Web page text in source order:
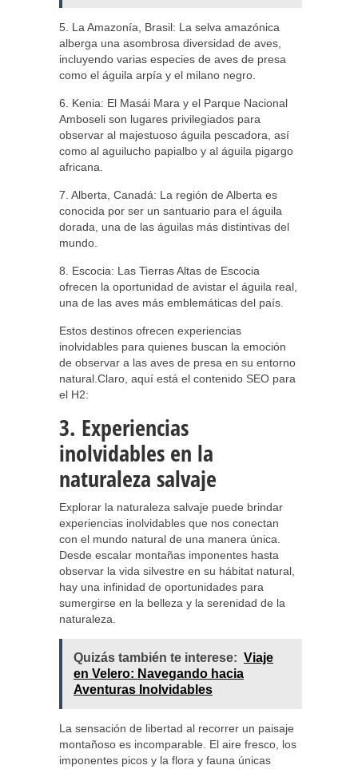
5. La Amazonía, Brasil: La selva amazónica
alberga una asombrosa diversidad de aves,
incluyendo varias especies de aves de presa
como el águila arpía y el milano negro.
6. Kenia: El Masái Mara y el Parque Nacional
Amboseli son lugares privilegiados para
observar al majestuoso águila pescadora, así
como al aguilucho papialbo y al águila pigargo
africana.
7. Alberta, Canadá: La región de Alberta es
conocida por ser un santuario para el águila
dorada, una de las águilas más distintivas del
mundo.
8. Escocia: Las Tierras Altas de Escocia
ofrecen la oportunidad de avistar el águila real,
una de las aves más emblemáticas del país.
Estos destinos ofrecen experiencias
inolvidables para quienes buscan la emoción
de observar a las aves de presa en su entorno
natural.Claro, aquí está el contenido SEO para
el H2:
3. Experiencias
inolvidables en la
naturaleza salvaje
Explorar la naturaleza salvaje puede brindar
experiencias inolvidables que nos conectan
con el mundo natural de una manera única.
Desde escalar montañas imponentes hasta
observar la vida silvestre en su hábitat natural,
hay una infinidad de oportunidades para
sumergirse en la belleza y la serenidad de la
naturaleza.
Quizás también te interese: Viaje
en Velero: Navegando hacia
Aventuras Inolvidables
La sensación de libertad al recorrer un paisaje
montañoso es incomparable. El aire fresco, los
imponentes picos y la flora y fauna únicas